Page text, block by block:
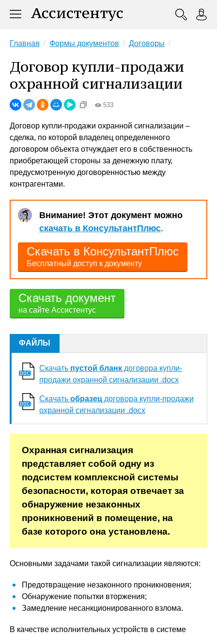
Главная Формы документов Договоры
Договор купли-продажи
охранной сигнализации
533
Договор купли-продажи охранной сигнализации –
сделка, по которой владелец определенного
договором объекта отчуждает его в собственность
приобретающей стороны за денежную плату,
предусмотренную договоренностью между
контрагентами.
Внимание! Этот документ можно
скачать в КонсультантПлюс.
Скачать в КонсультантПлюс
Бесплатный доступ к документу
Скачать документ
на сайте Ассистентус
ФАЙЛЫ
Скачать пустой бланк договора купли-
продажи охранной сигнализации .docx
Скачать образец договора купли-продажи
охранной сигнализации .docx
Охранная сигнализация
представляет собой одну из
подсистем комплексной системы
безопасности, которая отвечает за
обнаружение незаконных
проникновений в помещение, на
базе которого она установлена.
Основными задачами такой сигнализации являются:
Предотвращение незаконного проникновения;
Обнаружение попытки вторжения;
Замедление несанкционированного взлома.
В качестве исполнительных устройств в системе